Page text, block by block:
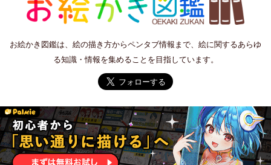
お絵かき図鑑は、絵の描き方からペンタブ情報まで、絵に関するあらゆ
る知識・情報を集めることを目指しています。